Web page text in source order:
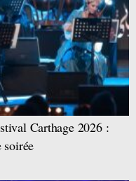
Carthage 2026 :
soirée